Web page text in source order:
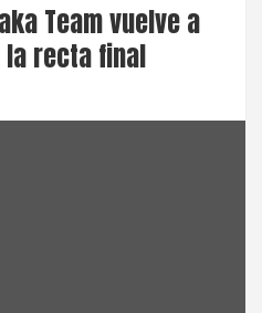
Team vuelve a
recta final